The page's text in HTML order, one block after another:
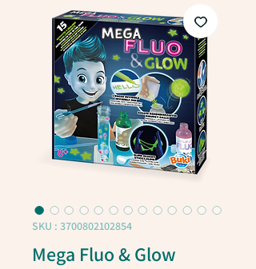
SKU : 3700802102854
Mega Fluo & Glow